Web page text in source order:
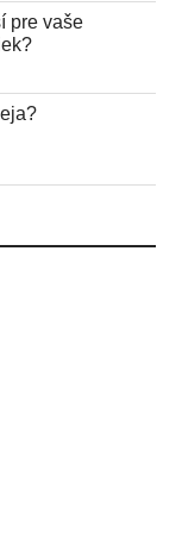
pre vaše